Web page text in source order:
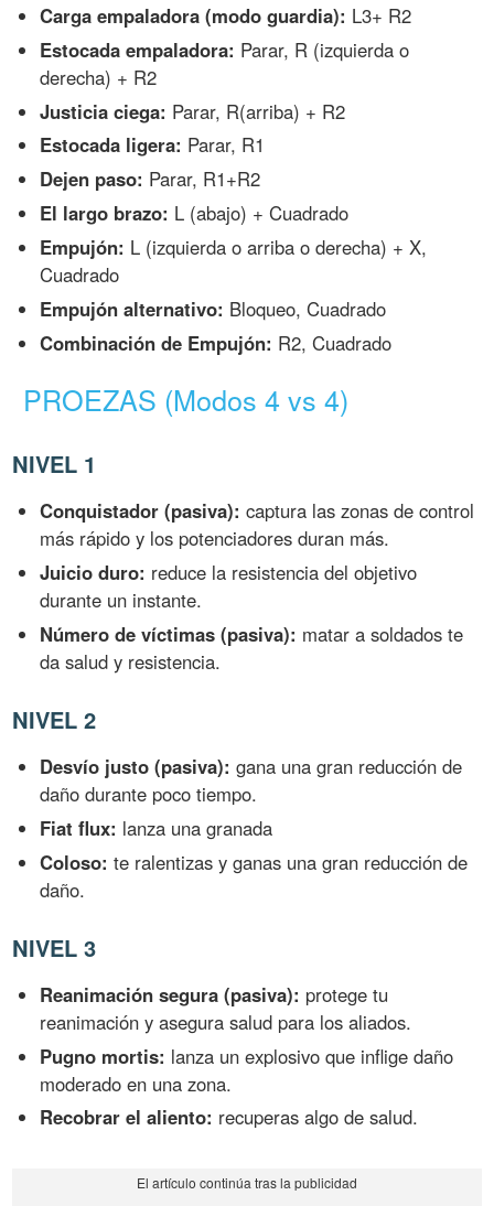
Carga empaladora (modo guardia): L3+ R2
Estocada empaladora: Parar, R (izquierda o
derecha) + R2
Justicia ciega: Parar, R(arriba) + R2
Estocada ligera: Parar, R1
Dejen paso: Parar, R1+R2
El largo brazo: L (abajo) + Cuadrado
Empujón: L (izquierda o arriba o derecha) + X,
Cuadrado
Empujón alternativo: Bloqueo, Cuadrado
Combinación de Empujón: R2, Cuadrado
PROEZAS (Modos 4 vs 4)
NIVEL 1
Conquistador (pasiva): captura las zonas de control
más rápido y los potenciadores duran más.
Juicio duro: reduce la resistencia del objetivo
durante un instante.
Número de víctimas (pasiva): matar a soldados te
da salud y resistencia.
NIVEL 2
Desvío justo (pasiva): gana una gran reducción de
daño durante poco tiempo.
Fiat flux: lanza una granada
Coloso: te ralentizas y ganas una gran reducción de
daño.
NIVEL 3
Reanimación segura (pasiva): protege tu
reanimación y asegura salud para los aliados.
Pugno mortis: lanza un explosivo que inflige daño
moderado en una zona.
Recobrar el aliento: recuperas algo de salud.